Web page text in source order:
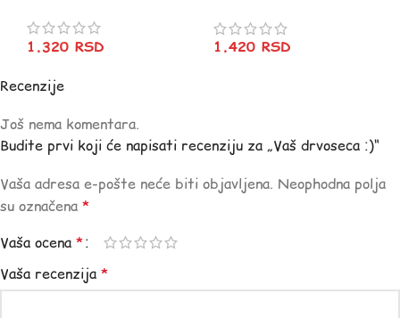
1.320 RSD
1.420 RSD
Recenzije
Još nema komentara.
Budite prvi koji će napisati recenziju za „Vaš drvoseca :)“
Vaša adresa e-pošte neće biti objavljena. Neophodna polja
su označena *
Vaša ocena *
Vaša recenzija *